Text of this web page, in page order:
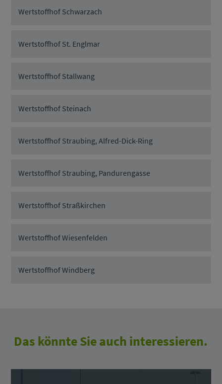
Wertstoffhof Schwarzach
Wertstoffhof St. Englmar
Wertstoffhof Stallwang
Wertstoffhof Steinach
Wertstoffhof Straubing, Alfred-Dick-Ring
Wertstoffhof Straubing, Pandurengasse
Wertstoffhof Straßkirchen
Wertstoffhof Wiesenfelden
Wertstoffhof Windberg
Das könnte Sie auch interessieren.